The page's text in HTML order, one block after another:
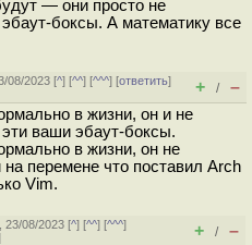
— они просто не
боксы. А математику все
08/2023 [^] [^^] [^^^] [ответить]
+ / –
в жизни, он и не
ваши эбаут-боксы.
в жизни, он не
перемене что поставил Arch
Vim.
23/08/2023 [^] [^^] [^^^]
+ / –